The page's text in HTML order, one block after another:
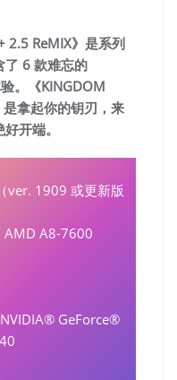
2.5 ReMIX》是系列
了 6 款难忘的
验。《KINGDOM
是拿起你的钥刃，来
开端。
ver. 1909 或更新版
A8-7600
GeForce®